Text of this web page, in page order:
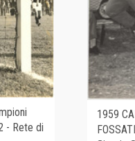
- Rete di
1959